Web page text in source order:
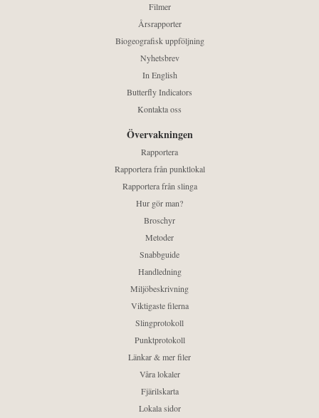
Filmer
Årsrapporter
Biogeografisk uppföljning
Nyhetsbrev
In English
Butterfly Indicators
Kontakta oss
Övervakningen
Rapportera
Rapportera från punktlokal
Rapportera från slinga
Hur gör man?
Broschyr
Metoder
Snabbguide
Handledning
Miljöbeskrivning
Viktigaste filerna
Slingprotokoll
Punktprotokoll
Länkar & mer filer
Våra lokaler
Fjärilskarta
Lokala sidor